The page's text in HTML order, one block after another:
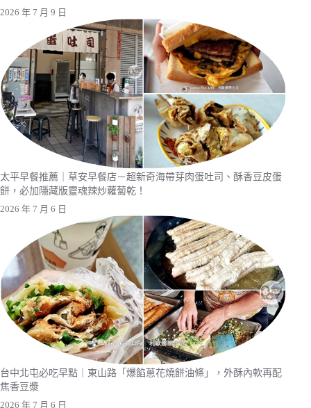
2026 年 7 月 9 日
太平早餐推薦｜草安早餐店－超新奇海帶芽肉蛋吐司、酥香豆皮蛋
餅，必加隱藏版靈魂辣炒蘿蔔乾！
2026 年 7 月 6 日
台中北屯必吃早點｜東山路「爆餡蔥花燒餅油條」，外酥內軟再配
焦香豆漿
2026 年 7 月 6 日